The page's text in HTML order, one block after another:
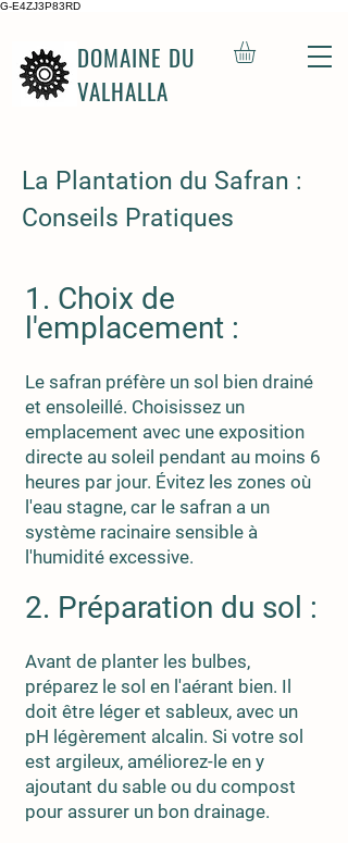
G-E4ZJ3P83RD
DOMAINE DU
VALHALLA
La Plantation du Safran :
Conseils Pratiques
1. Choix de
l'emplacement :
Le safran préfère un sol bien drainé
et ensoleillé. Choisissez un
emplacement avec une exposition
directe au soleil pendant au moins 6
heures par jour. Évitez les zones où
l'eau stagne, car le safran a un
système racinaire sensible à
l'humidité excessive.
2. Préparation du sol :
Avant de planter les bulbes,
préparez le sol en l'aérant bien. Il
doit être léger et sableux, avec un
pH légèrement alcalin. Si votre sol
est argileux, améliorez-le en y
ajoutant du sable ou du compost
pour assurer un bon drainage.